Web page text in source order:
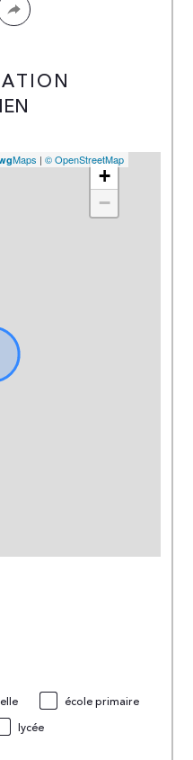
+
−
Maps | © OpenStreetMap
école primaire
lycée